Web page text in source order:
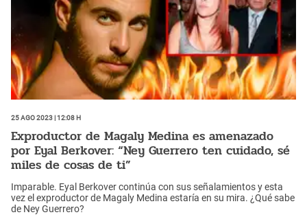
25 Ago 2023 | 12:08 h
Exproductor de Magaly Medina es amenazado
por Eyal Berkover: “Ney Guerrero ten cuidado, sé
miles de cosas de ti”
Imparable. Eyal Berkover continúa con sus señalamientos y esta
vez el exproductor de Magaly Medina estaría en su mira. ¿Qué sabe
de Ney Guerrero?